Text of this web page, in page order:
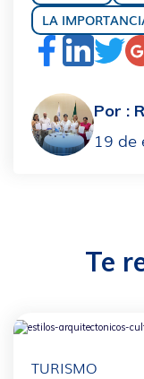
LA
Por :
19 de
Te
TURISMO